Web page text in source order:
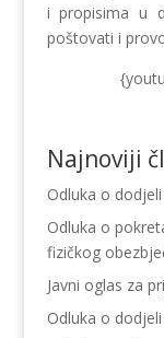
i propisima u
poštovati i
Najnoviji
Odluka o
Odluka o
fizičkog
Javni oglas za
Odluka o